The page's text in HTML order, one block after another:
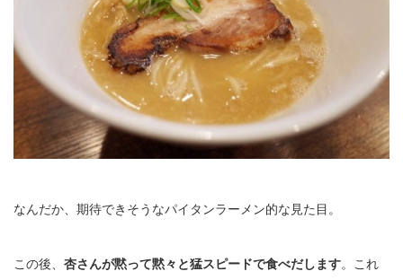
なんだか、期待できそうなパイタンラーメン的な見た目。
この後、 杏さんが黙って黙々と猛スピードで食べだします。これ